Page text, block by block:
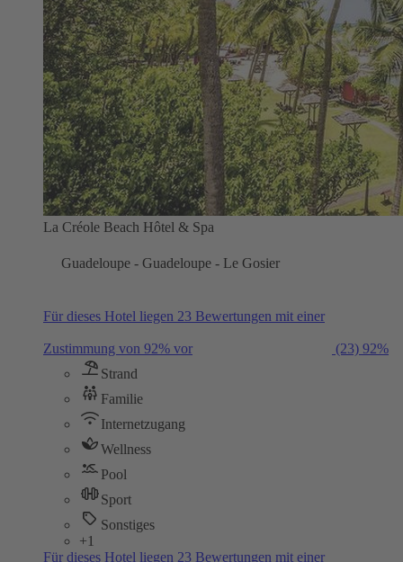
La Créole Beach Hôtel & Spa
Guadeloupe - Guadeloupe - Le Gosier
Für dieses Hotel liegen 23 Bewertungen mit einer
Zustimmung von 92% vor (23) 92%
Strand
Familie
Internetzugang
Wellness
Pool
Sport
Sonstiges
+1
Für dieses Hotel liegen 23 Bewertungen mit einer